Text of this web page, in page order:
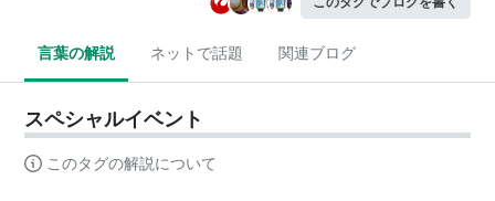
言葉の解説 ネットで話題 関連ブログ
スペシャルイベント
このタグの解説について